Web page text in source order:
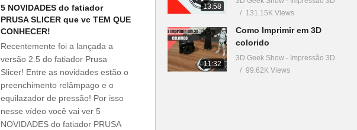
5 NOVIDADES do fatiador
PRUSA SLICER que vc TEM QUE
CONHECER!
Recentemente foi a lançada a
versão 2.5 do fatiador Prusa
Slicer! Entre as novidades estão o
preenchimento relâmpago e o
equilazador de pressão! Por isso
nesse vídeo você vai ver 5
NOVIDADES do fatiador PRUSA
13:58
131.15K Views
11:32
Como Imprimir em 3D
colorido
3D Geek Show - Impressão 3D
99.62K Views